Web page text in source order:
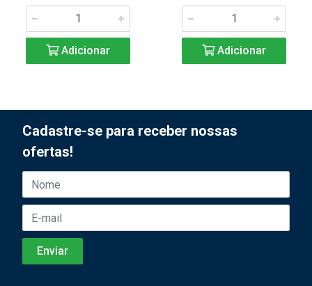
Adicionar Adicionar
Cadastre-se para receber nossas
ofertas!